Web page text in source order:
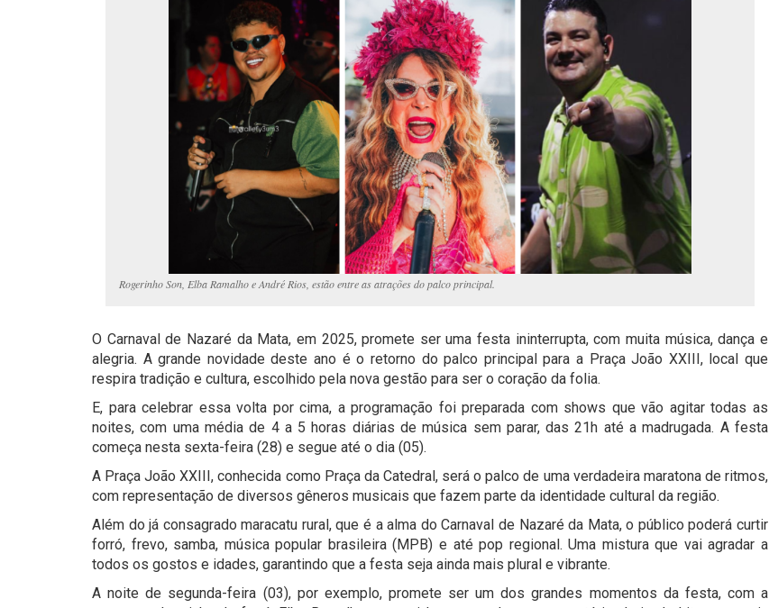
Rogerinho Son, Elba Ramalho e André Rios, estão entre as atrações do palco principal.
O Carnaval de Nazaré da Mata, em 2025, promete ser uma festa ininterrupta, com muita música, dança e
alegria. A grande novidade deste ano é o retorno do palco principal para a Praça João XXIII, local que
respira tradição e cultura, escolhido pela nova gestão para ser o coração da folia.
E, para celebrar essa volta por cima, a programação foi preparada com shows que vão agitar todas as
noites, com uma média de 4 a 5 horas diárias de música sem parar, das 21h até a madrugada. A festa
começa nesta sexta-feira (28) e segue até o dia (05).
A Praça João XXIII, conhecida como Praça da Catedral, será o palco de uma verdadeira maratona de ritmos,
com representação de diversos gêneros musicais que fazem parte da identidade cultural da região.
Além do já consagrado maracatu rural, que é a alma do Carnaval de Nazaré da Mata, o público poderá curtir
forró, frevo, samba, música popular brasileira (MPB) e até pop regional. Uma mistura que vai agradar a
todos os gostos e idades, garantindo que a festa seja ainda mais plural e vibrante.
A noite de segunda-feira (03), por exemplo, promete ser um dos grandes momentos da festa, com a